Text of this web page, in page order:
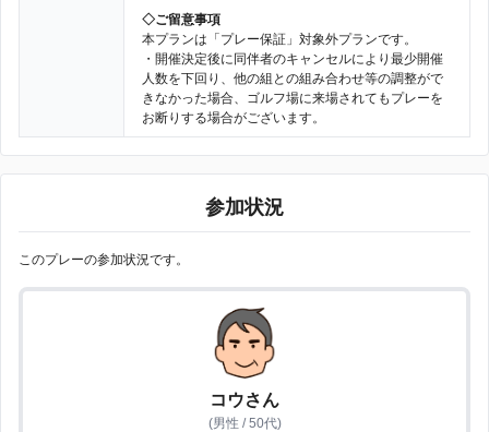
◇ご留意事項
本プランは「プレー保証」対象外プランです。
・開催決定後に同伴者のキャンセルにより最少開催
人数を下回り、他の組との組み合わせ等の調整がで
きなかった場合、ゴルフ場に来場されてもプレーを
お断りする場合がございます。
参加状況
このプレーの参加状況です。
コウさん
(男性 / 50代)